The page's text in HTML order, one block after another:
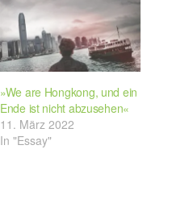
»We are Hongkong, und ein
Ende ist nicht abzusehen«
11. März 2022
In "Essay"